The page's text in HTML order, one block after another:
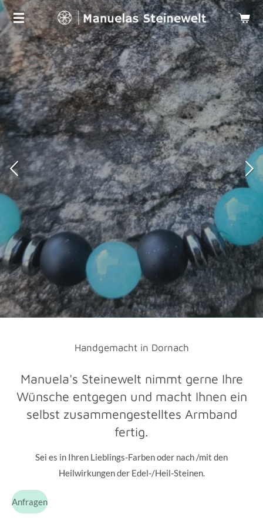
Zum
Hauptinhalt
springen
Handgemacht in Dornach
Manuela's Steinewelt nimmt gerne Ihre
Wünsche entgegen und macht Ihnen ein
selbst zusammengestelltes Armband
fertig.
Sei es in Ihren Lieblings-Farben oder nach /mit den
Heilwirkungen der Edel-/Heil-Steinen.
Anfragen